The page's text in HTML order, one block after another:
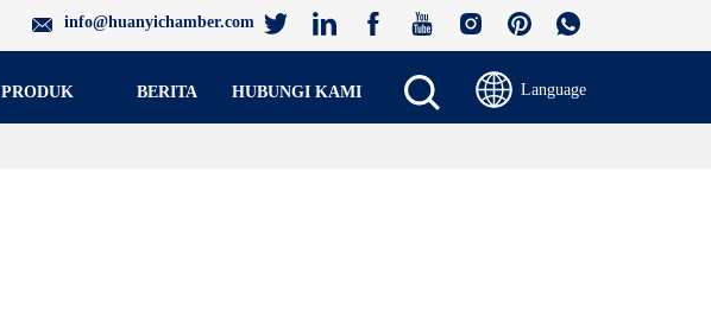
info@huanyichamber.com
PRODUK BERITA HUBUNGI KAMI Language